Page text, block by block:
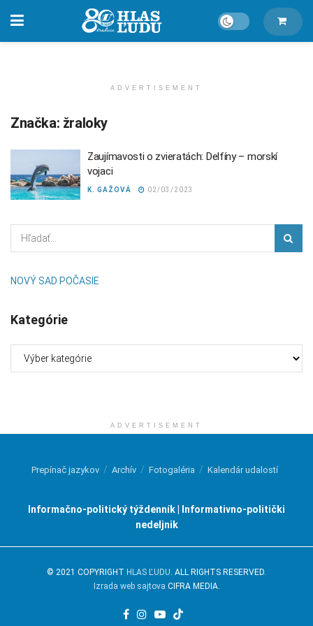
ADVERTISEMENT
Značka: žraloky
Zaujímavosti o zvieratách: Delfíny – morskí
vojaci
K. GAŽOVÁ 02/03/2023
NOVÝ SAD POČASIE
Kategórie
ADVERTISEMENT
Prepínač jazykov Archív Fotogaléria Kalendár udalostí
Informačno-politický týždenník | Informativno-politički
nedeljnik
© 2021 COPYRIGHT HLAS ĽUDU . ALL RIGHTS RESERVED.
Izrada web sajtova CIFRA MEDIA.